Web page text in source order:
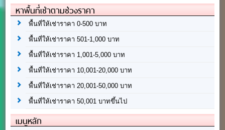
หาพื้นที่เช่าตามช่วงราคา
พื้นที่ให้เช่าราคา 0-500 บาท
พื้นที่ให้เช่าราคา 501-1,000 บาท
พื้นที่ให้เช่าราคา 1,001-5,000 บาท
พื้นที่ให้เช่าราคา 10,001-20,000 บาท
พื้นที่ให้เช่าราคา 20,001-50,000 บาท
พื้นที่ให้เช่าราคา 50,001 บาทขึ้นไป
เมนูหลัก